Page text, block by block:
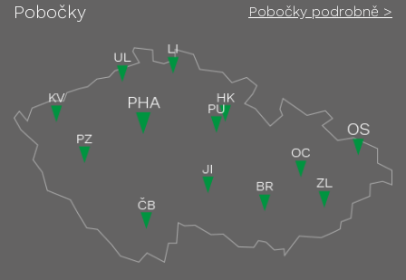
Pobočky Pobočky podrobně >